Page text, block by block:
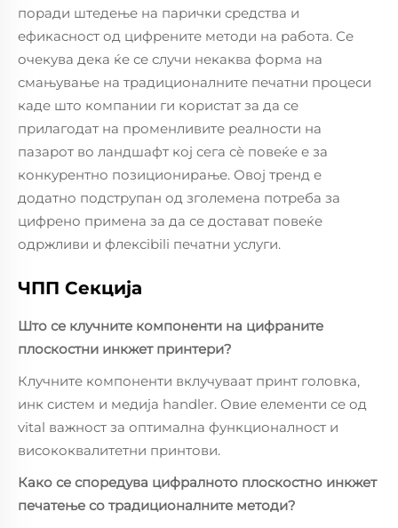
поради штедење на парички средства и
ефикасност од цифрените методи на работа. Се
очекува дека ќе се случи некаква форма на
смањување на традиционалните печатни процеси
каде што компании ги користат за да се
прилагодат на променливите реалности на
пазарот во ландшафт кој сега сè повеќе е за
конкурентно позиционирање. Овој тренд е
додатно подструпан од зголемена потреба за
цифрено примена за да се достават повеќе
одржливи и флексibili печатни услуги.
ЧПП Секција
Што се клучните компоненти на цифраните
плоскостни инкжет принтери?
Клучните компоненти вклучуваат принт головка,
инк систем и медија handler. Овие елементи се од
vital важност за оптимална функционалност и
висококвалитетни принтови.
Како се споредува цифралното плоскостно инкжет
печатење со традиционалните методи?